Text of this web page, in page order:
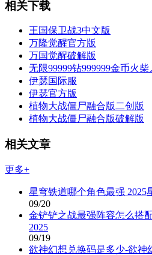
相关下载
王国保卫战3中文版
万隆觉醒官方版
万国觉醒破解版
无限99999钻999999金币火
伊瑟国际服
伊瑟官方版
植物大战僵尸融合版二创版
植物大战僵尸融合版破解版
相关文章
更多+
星穹铁道哪个角色最强 2025
09/20
金铲铲之战最强阵容怎么搭
2025
09/19
欲神幻想兑换码是多少-欲神